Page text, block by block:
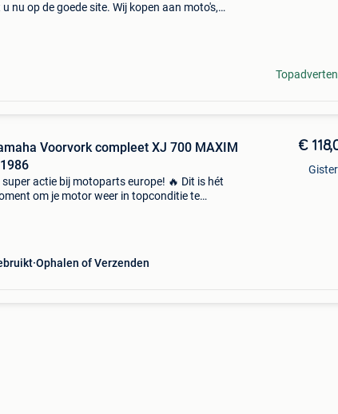
u nu op de goede site. Wij kopen aan moto's,
Voorvork compleet XJ 700 MAXIM
super actie bij motoparts europe! 🔥 Dit is hét
om je motor weer in topconditie te
Ophalen of Verzenden
€